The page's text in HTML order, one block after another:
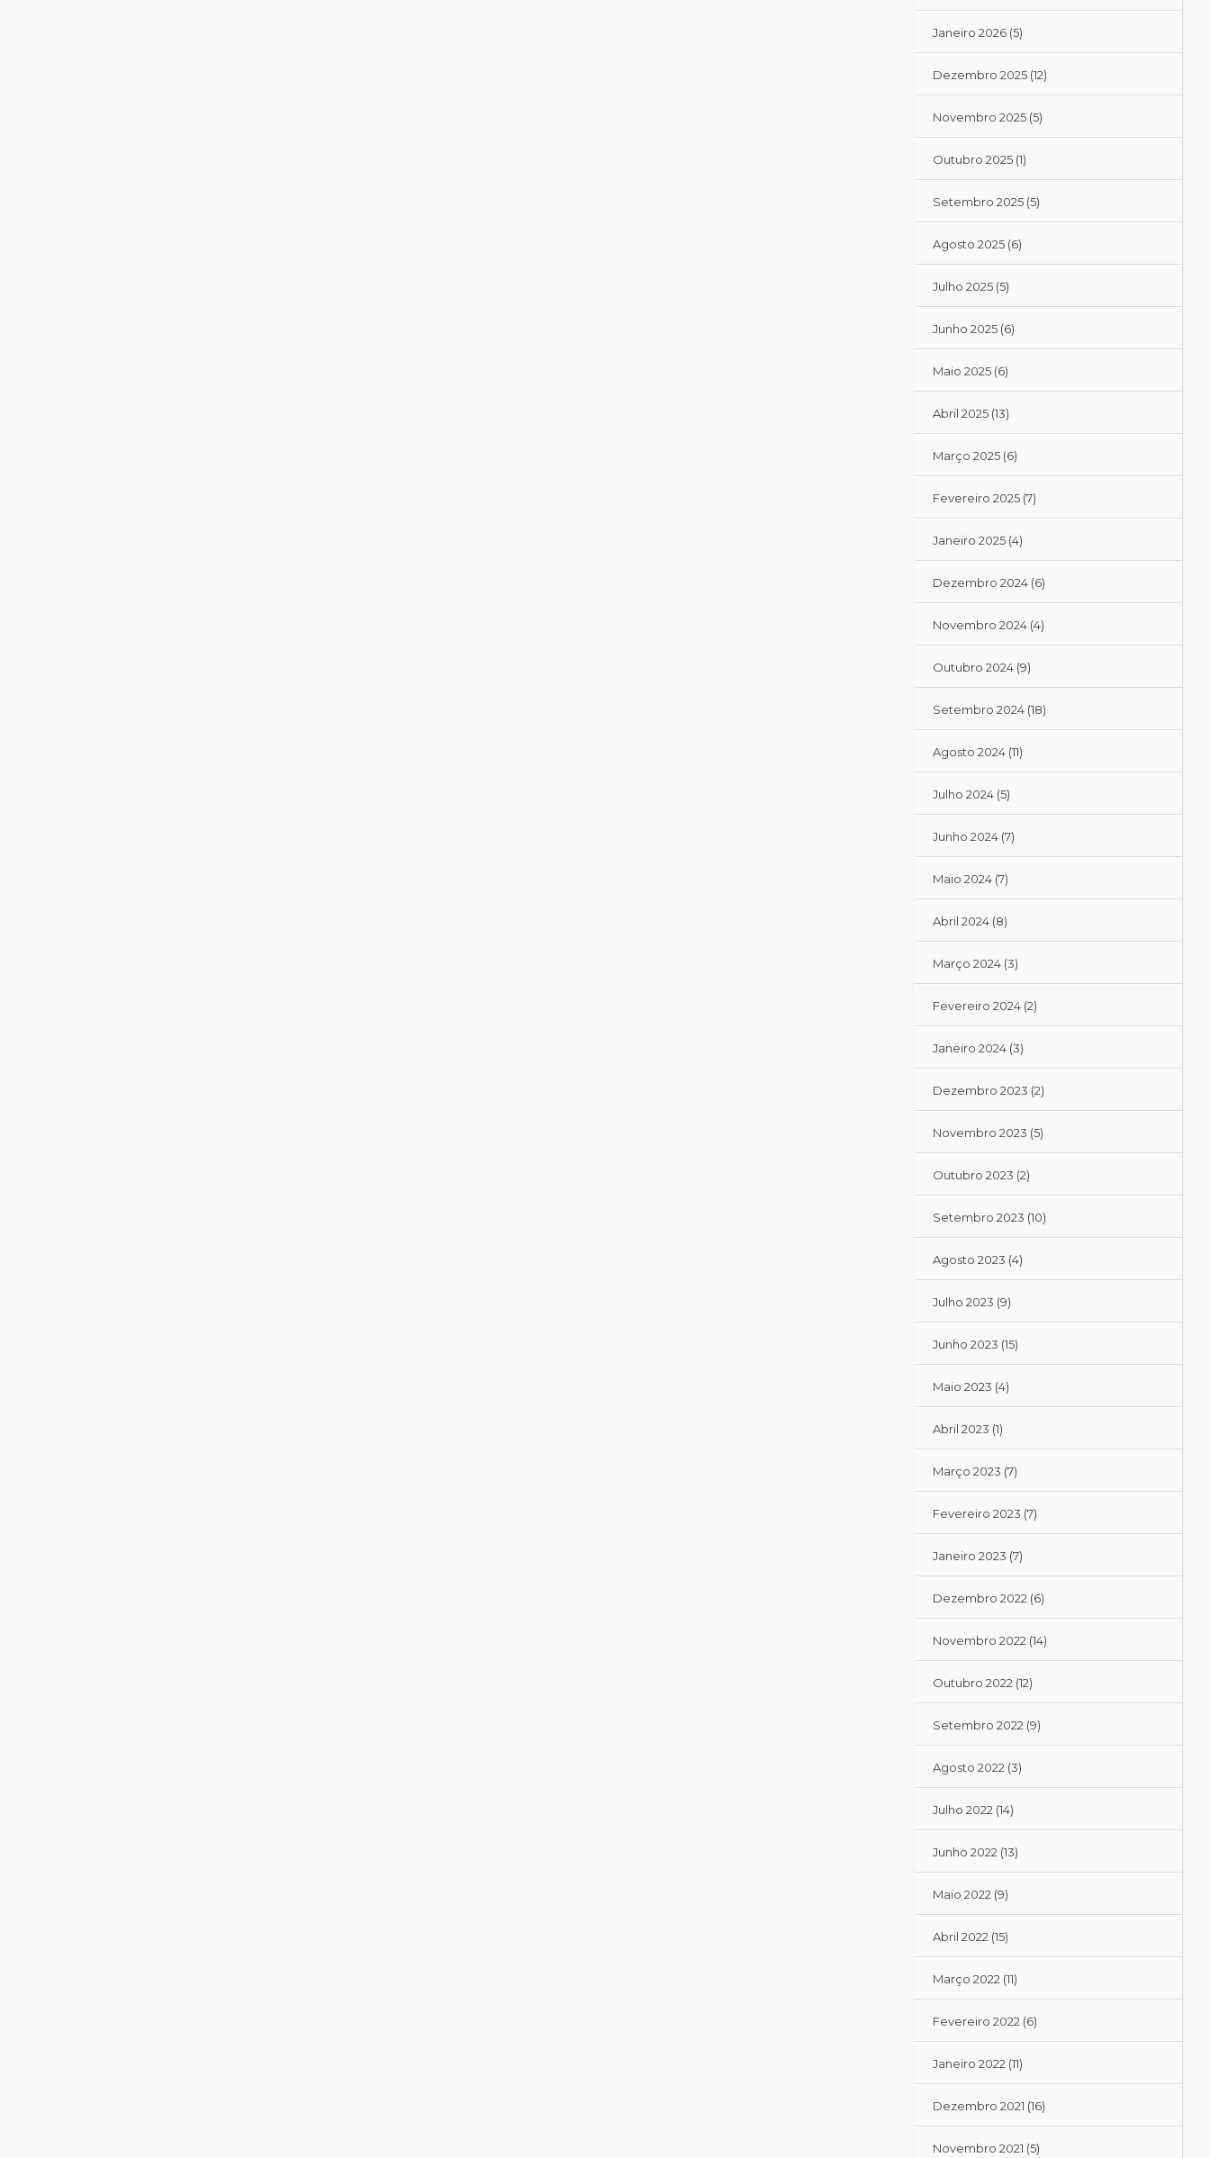
Janeiro 2026(5)
Dezembro 2025(12)
Novembro 2025(5)
Outubro 2025(1)
Setembro 2025(5)
Agosto 2025(6)
Julho 2025(5)
Junho 2025(6)
Maio 2025(6)
Abril 2025(13)
Março 2025(6)
Fevereiro 2025(7)
Janeiro 2025(4)
Dezembro 2024(6)
Novembro 2024(4)
Outubro 2024(9)
Setembro 2024(18)
Agosto 2024(11)
Julho 2024(5)
Junho 2024(7)
Maio 2024(7)
Abril 2024(8)
Março 2024(3)
Fevereiro 2024(2)
Janeiro 2024(3)
Dezembro 2023 (2)
Novembro 2023 (5)
Outubro 2023 (2)
Setembro 2023 (10)
Agosto 2023 (4)
Julho 2023 (9)
Junho 2023 (15)
Maio 2023 (4)
Abril 2023 (1)
Março 2023 (7)
Fevereiro 2023 (7)
Janeiro 2023 (7)
Dezembro 2022 (6)
Novembro 2022 (14)
Outubro 2022 (12)
Setembro 2022 (9)
Agosto 2022 (3)
Julho 2022 (14)
Junho 2022 (13)
Maio 2022 (9)
Abril 2022 (15)
Março 2022 (11)
Fevereiro 2022 (6)
Janeiro 2022 (11)
Dezembro 2021 (16)
Novembro 2021 (5)